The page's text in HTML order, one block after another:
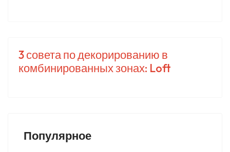
3 совета по декорированию в
комбинированных зонах: Loft
Популярное